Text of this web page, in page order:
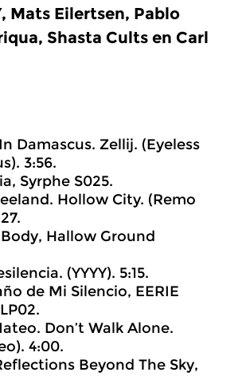
Mats Eilertsen, Pablo
Shasta Cults en Carl
Damascus. Zellij. (Eyeless
3:56.
Syrphe S025.
Hollow City. (Remo
Hallow Ground
(YYYY). 5:15.
de Mi Silencio, EERIE
Don’t Walk Alone.
4:00.
Beyond The Sky,